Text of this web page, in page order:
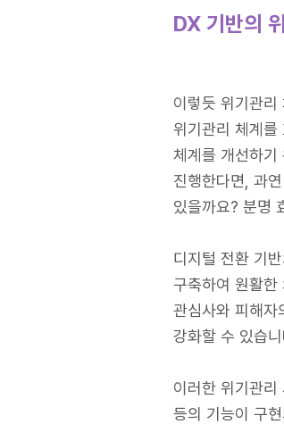
DX 기반의
이렇듯 위기관
위기관리 체계를
체계를 개선하
진행한다면, 과
있을까요? 분명
디지털 전환 기
구축하여 원활한
관심사와 피해자
강화할 수 있습
이러한 위기관
등의 기능이 구